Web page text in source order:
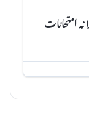
امتحانات